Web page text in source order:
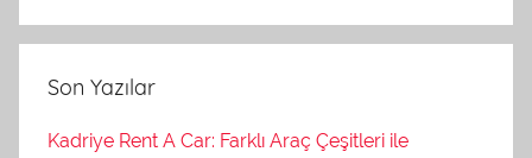
Son Yazılar
Kadriye Rent A Car: Farklı Araç Çeşitleri ile